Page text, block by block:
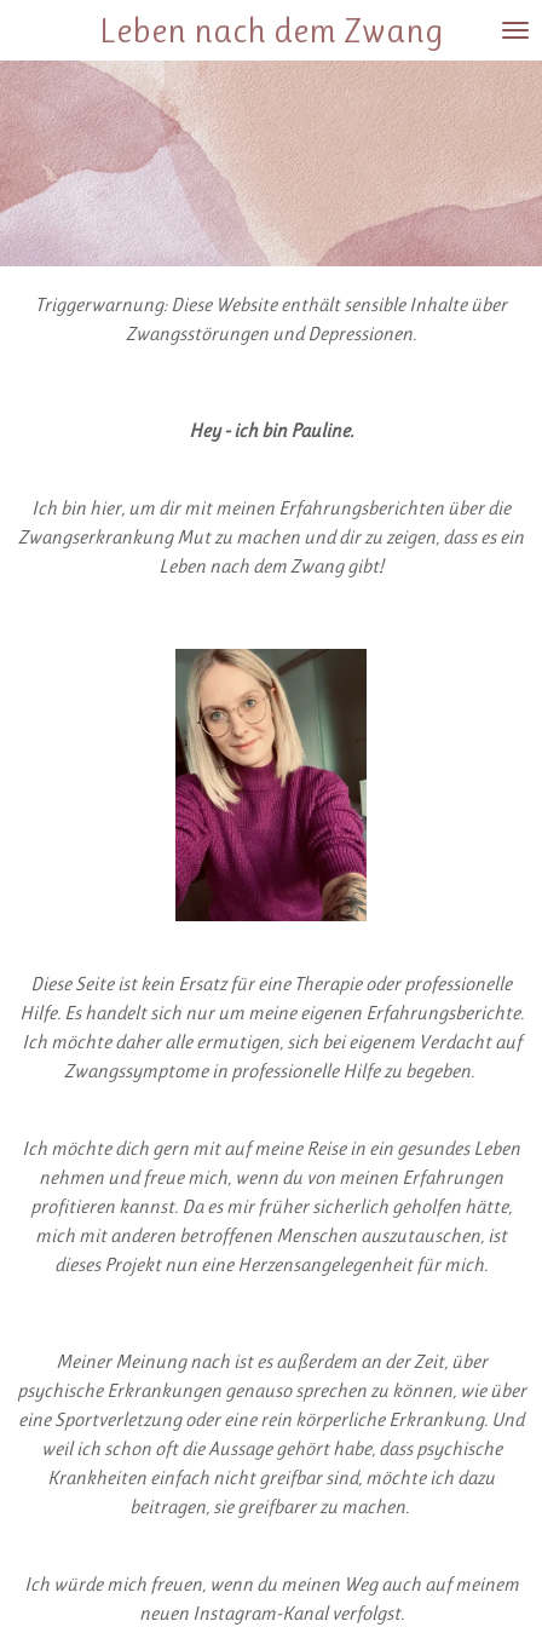
springen
Leben nach dem Zwang
Triggerwarnung: Diese Website enthält sensible Inhalte über
Zwangsstörungen und Depressionen.
Hey - ich bin Pauline.
Ich bin hier, um dir mit meinen Erfahrungsberichten über die
Zwangserkrankung Mut zu machen und dir zu zeigen, dass es ein
Leben nach dem Zwang gibt!
Diese Seite ist kein Ersatz für eine Therapie oder professionelle
Hilfe. Es handelt sich nur um meine eigenen Erfahrungsberichte.
Ich möchte daher alle ermutigen, sich bei eigenem Verdacht auf
Zwangssymptome in professionelle Hilfe zu begeben.
Ich möchte dich gern mit auf meine Reise in ein gesundes Leben
nehmen und freue mich, wenn du von meinen Erfahrungen
profitieren kannst. Da es mir früher sicherlich geholfen hätte,
mich mit anderen betroffenen Menschen auszutauschen, ist
dieses Projekt nun eine Herzensangelegenheit für mich.
Meiner Meinung nach ist es außerdem an der Zeit, über
psychische Erkrankungen genauso sprechen zu können, wie über
eine Sportverletzung oder eine rein körperliche Erkrankung. Und
weil ich schon oft die Aussage gehört habe, dass psychische
Krankheiten einfach nicht greifbar sind, möchte ich dazu
beitragen, sie greifbarer zu machen.
Ich würde mich freuen, wenn du meinen Weg auch auf meinem
neuen Instagram-Kanal verfolgst.